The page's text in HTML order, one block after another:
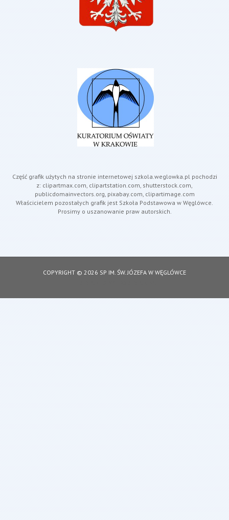
Część grafik użytych na stronie internetowej szkola.weglowka.pl pochodzi
z: clipartmax.com, clipartstation.com, shutterstock.com,
publicdomainvectors.org, pixabay.com, clipartimage.com
Właścicielem pozostałych grafik jest Szkoła Podstawowa w Węglówce.
Prosimy o uszanowanie praw autorskich.
COPYRIGHT © 2026 SP IM. ŚW. JÓZEFA W WĘGLÓWCE